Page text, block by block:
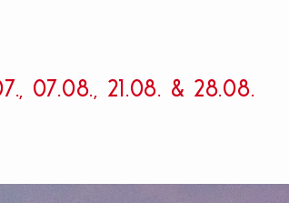
07.08., 21.08. & 28.08.